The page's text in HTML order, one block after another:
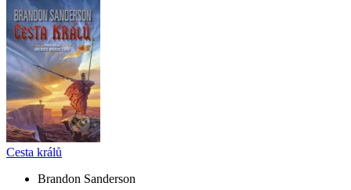
Cesta králů
Brandon Sanderson